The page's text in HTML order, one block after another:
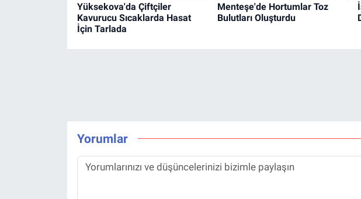
Yüksekova'da Çiftçiler
Kavurucu Sıcaklarda Hasat
İçin Tarlada
Menteşe'de Hortumlar Toz
Bulutları Oluşturdu
Yorumlar